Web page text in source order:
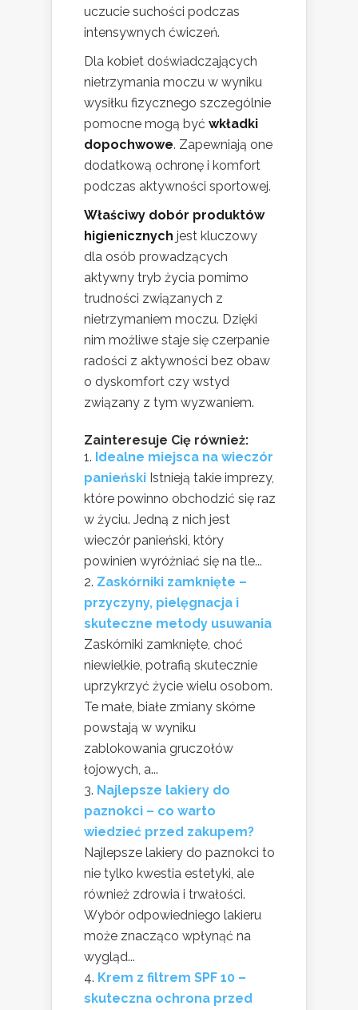
uczucie suchości podczas
intensywnych ćwiczeń.
Dla kobiet doświadczających
nietrzymania moczu w wyniku
wysiłku fizycznego szczególnie
pomocne mogą być wkładki
dopochwowe. Zapewniają one
dodatkową ochronę i komfort
podczas aktywności sportowej.
Właściwy dobór produktów
higienicznych jest kluczowy
dla osób prowadzących
aktywny tryb życia pomimo
trudności związanych z
nietrzymaniem moczu. Dzięki
nim możliwe staje się czerpanie
radości z aktywności bez obaw
o dyskomfort czy wstyd
związany z tym wyzwaniem.
Zainteresuje Cię również:
Idealne miejsca na wieczór
panieński Istnieją takie imprezy,
które powinno obchodzić się raz
w życiu. Jedną z nich jest
wieczór panieński, który
powinien wyróżniać się na tle...
Zaskórniki zamknięte –
przyczyny, pielęgnacja i
skuteczne metody usuwania
Zaskórniki zamknięte, choć
niewielkie, potrafią skutecznie
uprzykrzyć życie wielu osobom.
Te małe, białe zmiany skórne
powstają w wyniku
zablokowania gruczołów
łojowych, a...
Najlepsze lakiery do
paznokci – co warto
wiedzieć przed zakupem?
Najlepsze lakiery do paznokci to
nie tylko kwestia estetyki, ale
również zdrowia i trwałości.
Wybór odpowiedniego lakieru
może znacząco wpłynąć na
wygląd...
Krem z filtrem SPF 10 –
skuteczna ochrona przed